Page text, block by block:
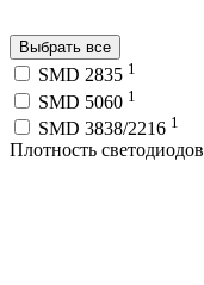
Выбрать все
SMD 2835 1
SMD 5060 1
SMD 3838/2216 1
Плотность